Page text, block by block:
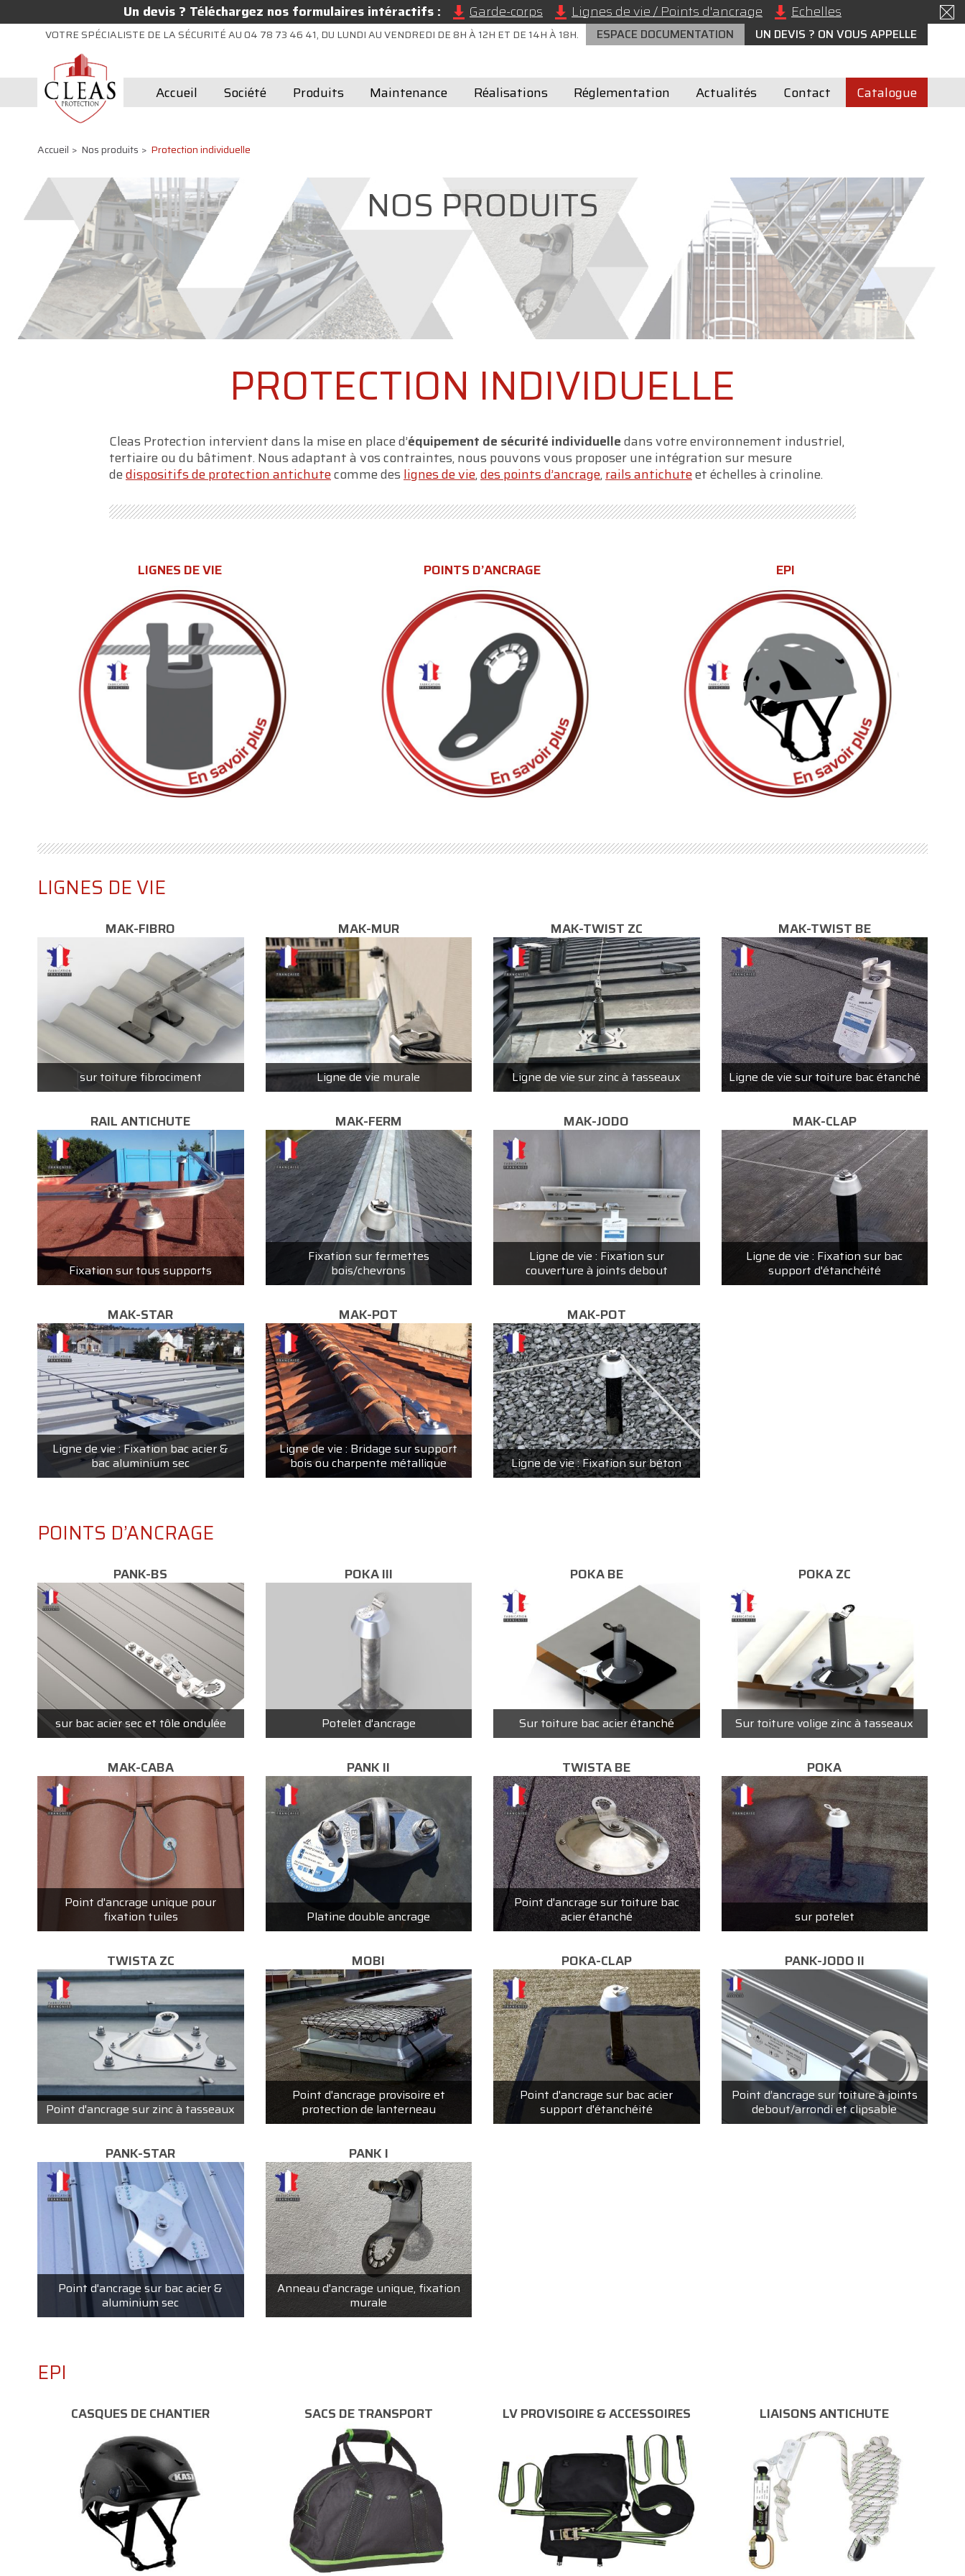
Un devis ? Téléchargez nos formulaires intéractifs : Garde-corps Lignes de vie / Points d'ancrage Echelles
VOTRE SPÉCIALISTE DE LA SÉCURITÉ AU 04 78 73 46 41, DU LUNDI AU VENDREDI DE 8H À 12H ET DE 14H À 18H. ESPACE DOCUMENTATION UN DEVIS ? ON VOUS APPELLE
Accueil Société Produits Maintenance Réalisations Réglementation Actualités Contact Catalogue
Accueil Nos produits Protection individuelle
NOS PRODUITS
PROTECTION INDIVIDUELLE
Cleas Protection intervient dans la mise en place d’équipement de sécurité individuelledans votre environnement industriel,
tertiaire ou du bâtiment. Nous adaptant à vos contraintes, nous pouvons vous proposer une intégration sur mesure
dedispositifs de protection antichutecomme deslignes de vie,des points d’ancrage,rails antichuteet échelles à crinoline.
LIGNES DE VIE POINTS D’ANCRAGE EPI
LIGNES DE VIE
MAK-FIBRO
sur toiture fibrociment
MAK-MUR
Ligne de vie murale
MAK-TWIST ZC
Ligne de vie sur zinc à tasseaux
MAK-TWIST BE
Ligne de vie sur toiture bac étanché
RAIL ANTICHUTE
Fixation sur tous supports
MAK-FERM
Fixation sur fermettes
bois/chevrons
MAK-JODO
Ligne de vie : Fixation sur
couverture à joints debout
MAK-CLAP
Ligne de vie : Fixation sur bac
support d'étanchéité
MAK-STAR
Ligne de vie : Fixation bac acier &
bac aluminium sec
MAK-POT
Ligne de vie : Bridage sur support
bois ou charpente métallique
MAK-POT
Ligne de vie : Fixation sur béton
POINTS D’ANCRAGE
PANK-BS
sur bac acier sec et tôle ondulée
POKA III
Potelet d'ancrage
POKA BE
Sur toiture bac acier étanché
POKA ZC
Sur toiture volige zinc à tasseaux
MAK-CABA
Point d'ancrage unique pour
fixation tuiles
PANK II
Platine double ancrage
TWISTA BE
Point d'ancrage sur toiture bac
acier étanché
POKA
sur potelet
TWISTA ZC
Point d'ancrage sur zinc à tasseaux
MOBI
Point d'ancrage provisoire et
protection de lanterneau
POKA-CLAP
Point d'ancrage sur bac acier
support d'étanchéité
PANK-JODO II
Point d’ancrage sur toiture à joints
debout/arrondi et clipsable
PANK-STAR
Point d'ancrage sur bac acier &
aluminium sec
PANK I
Anneau d'ancrage unique, fixation
murale
EPI
CASQUES DE CHANTIER SACS DE TRANSPORT LV PROVISOIRE & ACCESSOIRES LIAISONS ANTICHUTE